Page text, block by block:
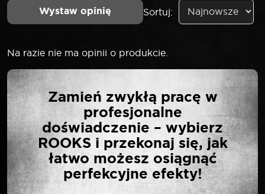
Wystaw opinię Sortuj:
Na razie nie ma opinii o produkcie.
NAPISZ PIERWSZĄ
OPINIĘ O „LASER
NASADKA DO ŚWIEC
ŻAROWYCH Z
SENSOREM CIŚNIENIA
(PSG) AUDI VW SKODA
OPEL 6 ELEMENTÓW”
Zamień zwykłą pracę w
profesjonalne
doświadczenie – wybierz
ROOKS i przekonaj się, jak
łatwo możesz osiągnąć
perfekcyjne efekty!